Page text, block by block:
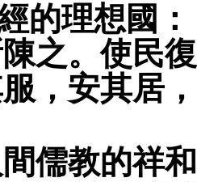
的理想國
之。使民
，安其居
儒教的祥